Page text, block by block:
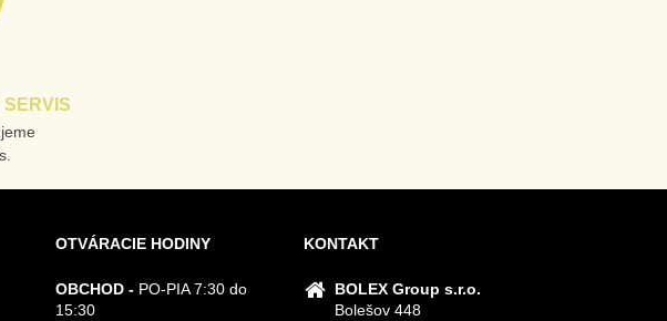
OTVÁRACIE HODINY
OBCHOD - PO-PIA 7:30 do
15:30
KONTAKT
BOLEX Group s.r.o.
Bolešov 448